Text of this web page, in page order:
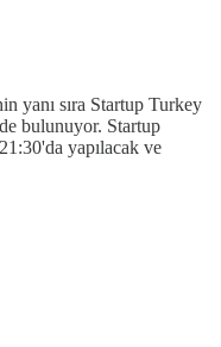
yanı sıra Startup Turkey
bulunuyor. Startup
yapılacak ve